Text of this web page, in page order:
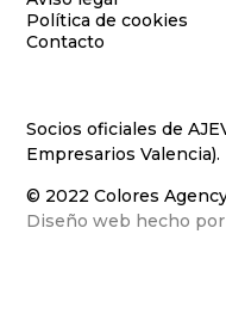
Política de cookies
Contacto
Socios oficiales de
Empresarios Valencia).
© 2022 Colores
Diseño web hecho por